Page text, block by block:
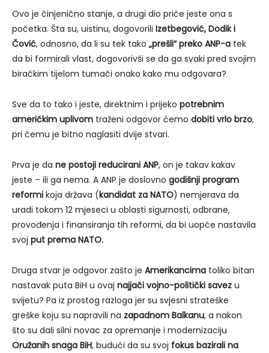
Ovo je činjenično stanje, a drugi dio priče jeste ona s
početka. Šta su, uistinu, dogovorili Izetbegović, Dodik i
Čović, odnosno, da li su tek tako „prešli“ preko ANP-a tek
da bi formirali vlast, dogovorivši se da ga svaki pred svojim
biračkim tijelom tumači onako kako mu odgovara?
Sve da to tako i jeste, direktnim i prijeko potrebnim
američkim uplivom traženi odgovor ćemo dobiti vrlo brzo,
pri čemu je bitno naglasiti dvije stvari.
Prva je da ne postoji reducirani ANP, on je takav kakav
jeste – ili ga nema. A ANP je doslovno godišnji program
reformi koja država (kandidat za NATO) nemjerava da
uradi tokom 12 mjeseci u oblasti sigurnosti, odbrane,
provođenja i finansiranja tih reformi, da bi uopće nastavila
svoj put prema NATO.
Druga stvar je odgovor zašto je Amerikancima toliko bitan
nastavak puta BiH u ovaj najjači vojno-politički savez u
svijetu? Pa iz prostog razloga jer su svjesni strateške
greške koju su napravili na zapadnom Balkanu, a nakon
što su dali silni novac za opremanje i modernizaciju
Oružanih snaga BiH, budući da su svoj fokus bazirali na